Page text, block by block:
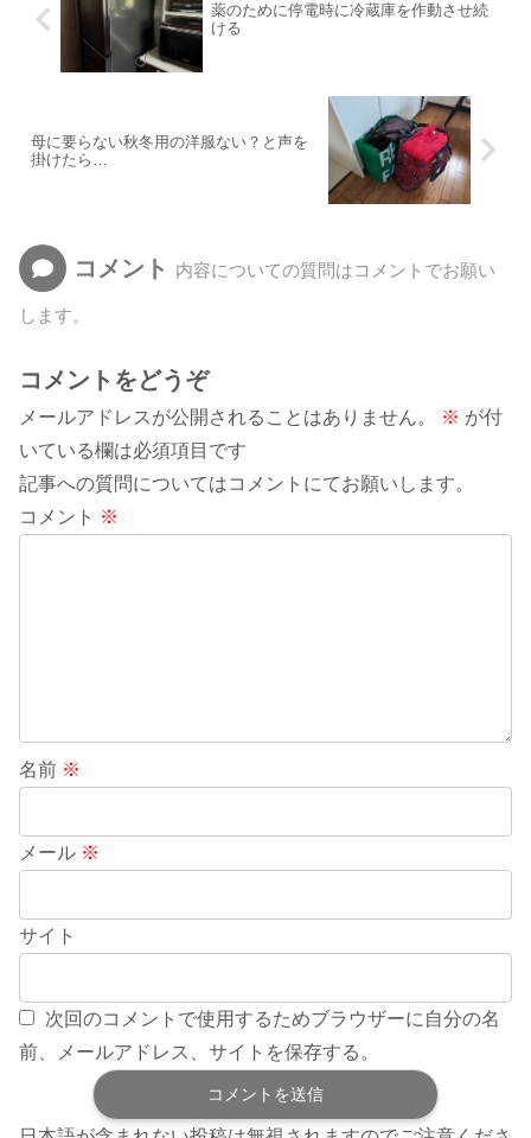
薬のために停電時に冷蔵庫を作動させ続
ける
母に要らない秋冬用の洋服ない？と声を
掛けたら…
コメント 内容についての質問はコメントでお願い
します。
コメントをどうぞ
メールアドレスが公開されることはありません。 ※ が付
いている欄は必須項目です
記事への質問についてはコメントにてお願いします。
コメント ※
名前 ※
メール ※
サイト
次回のコメントで使用するためブラウザーに自分の名
前、メールアドレス、サイトを保存する。